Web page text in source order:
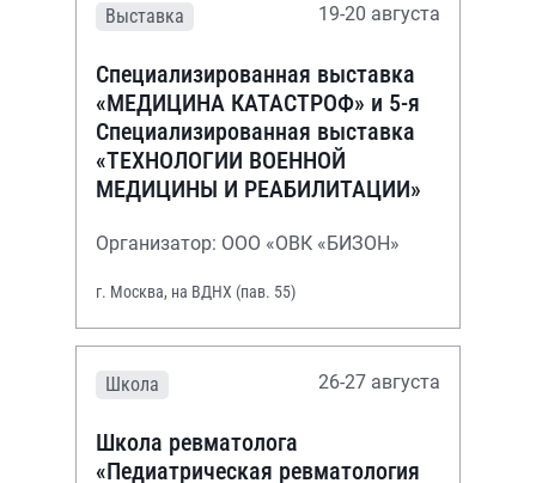
Выставка 19-20 августа
Специализированная выставка
«МЕДИЦИНА КАТАСТРОФ» и 5-я
Специализированная выставка
«ТЕХНОЛОГИИ ВОЕННОЙ
МЕДИЦИНЫ И РЕАБИЛИТАЦИИ»
Организатор: ООО «ОВК «БИЗОН»
г. Москва, на ВДНХ (пав. 55)
Школа 26-27 августа
Школа ревматолога
«Педиатрическая ревматология